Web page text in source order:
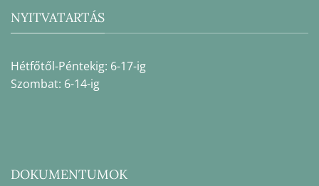
NYITVATARTÁS
Hétfőtől-Péntekig: 6-17-ig
Szombat: 6-14-ig
DOKUMENTUMOK